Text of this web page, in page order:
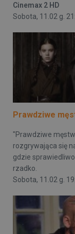
Cinemax 2 HD
Sobota, 11.02 g.
Prawdziwe
"Prawdziwe
rozgrywająca się
gdzie
rzadko.
Sobota, 11.02 g.